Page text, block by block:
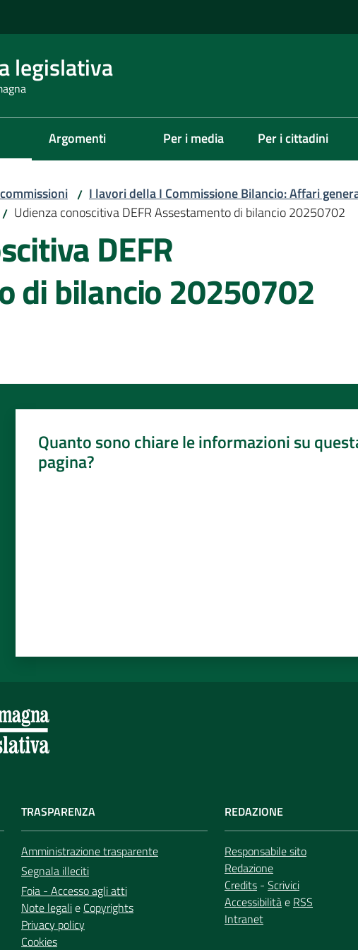
legislativa
Argomenti Per i media Per i cittadini
/ I lavori della I Commissione Bilancio: Affari
/ Udienza conoscitiva DEFR Assestamento di bilancio 20250702
DEFR
di bilancio 20250702
Quanto sono chiare le informazioni su
pagina?
TRASPARENZA
Amministrazione trasparente
Segnala illeciti
Foia - Accesso agli atti
Note legalie Copyrights
Privacy policy
Cookies
REDAZIONE
Responsabile sito
Redazione
Credits - Scrivici
Accessibilitàe RSS
Intranet